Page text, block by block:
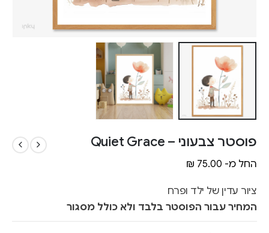
פוסטר צבעוני – Quiet Grace
החל מ- ₪ 75.00
ציור עדין של ילד ופרח
המחיר עבור הפוסטר בלבד ולא כולל מסגור